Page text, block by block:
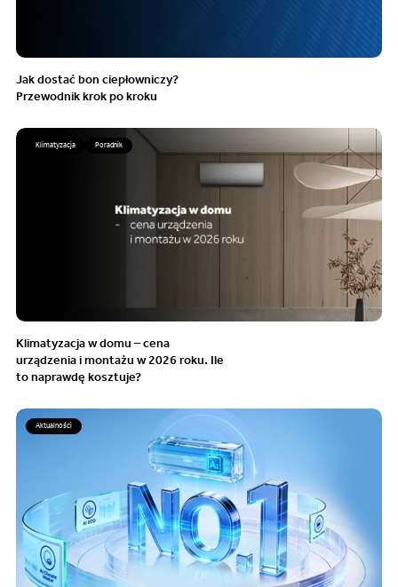
Jak dostać bon ciepłowniczy?
Przewodnik krok po kroku
Klimatyzacja Poradnik
Klimatyzacja w domu – cena
urządzenia i montażu w 2026 roku. Ile
to naprawdę kosztuje?
Aktualności